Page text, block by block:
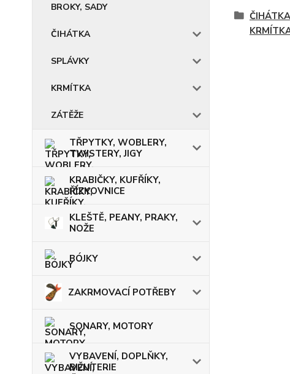
BROKY, SADY
ČIHÁTKA
SPLÁVKY
KRMÍTKA
ZÁTĚŽE
TŘPYTKY, WOBLERY,
TWISTERY, JIGY
KRABIČKY, KUFŘÍKY,
ŘÍZKOVNICE
KLEŠTĚ, PEANY, PRAKY,
NOŽE
BÓJKY
ZAKRMOVACÍ POTŘEBY
SONARY, MOTORY
VYBAVENÍ, DOPLŇKY,
BIŽUTERIE